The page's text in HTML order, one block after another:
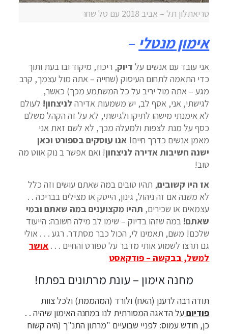
טריאתלון תל – אביב 2018 עם טל שחר
אימון מנטלי –
אני עובד עם אנשים על דיוק, ריכוז, מיקוד ובו בעת ותוך
כדי התאמה לתחום העיסוק (שחייה – אתה מול עצמך, קרב
מגע – אתה מול יריב על כל המשתמע מכך) כאשר,
לגישתי, אני, אסף לב, יש משמעות אדירה לניצחון! לעולם
לא אימנתי מישהו לתיקו ולגישתי, לא על זה הקהל משלם
כסף על מנת לצפות ולמעלה מכך, לא לשם זאת אני
מאמן אנשים כדרך חיים! אנו עוסקים בספורט וכאן
ישנה חשיבות אדירה לניצחון! ואם אפשר ב נוק אווט מה
טוב!
אז היו קשובים, תהיו טובים במה שאתם עושים וזה כלל
לא משנה אם זה ניהול, גינון, הייטק או מצילים בבריכה . .
עצמאים או שכירים, תהיו מקצוענים במה שאתם ובמי
שאתם! במה שזהו בדיוק – שימו לב מילה חשובה: הייעוד
שלכם! משם, תאמינו לי, הכול כבר מסתדר. רגע . . . אולי
גם תרצו לשמוע אותי מדבר על ספורט והחיים . . . אושר
למשל, בבקשה – פודקאסט
מחנה אימון – עונת מרתונים בפתח!
תודה רבה לרענן (האח) ולורד (המהממת) ולכל צוות
פודיום על הדאגה המסורתית לנו במחנה האימון שיהיה . .
כן, חודש עמוס: לפניי שבועיים "מרתון התנ"ך (היה קשוח